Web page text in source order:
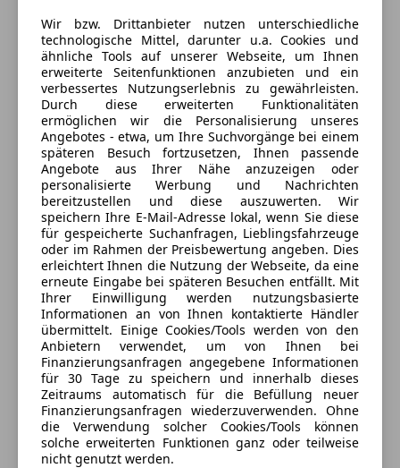
Notrufsystem
Spurhalteassistent
Tagfahrlicht
Zentralverriegelung mit Funkfernbedienung
Extras
Stahlfelgen
Kontakt
Anbieter kontaktieren
Deine Nachricht
3 ähnliche Fahrzeuge gefunden
Ich erlaube den Händlern dieser
Fahrzeuge mich zu kontaktieren.
Dein Name
Wir bzw. Drittanbieter nutzen unterschiedliche
technologische Mittel, darunter u.a. Cookies und
ähnliche Tools auf unserer Webseite, um Ihnen
erweiterte Seitenfunktionen anzubieten und ein
verbessertes Nutzungserlebnis zu gewährleisten.
Durch diese erweiterten Funktionalitäten
ermöglichen wir die Personalisierung unseres
Angebotes - etwa, um Ihre Suchvorgänge bei einem
späteren Besuch fortzusetzen, Ihnen passende
Angebote aus Ihrer Nähe anzuzeigen oder
personalisierte Werbung und Nachrichten
bereitzustellen und diese auszuwerten. Wir
speichern Ihre E-Mail-Adresse lokal, wenn Sie diese
für gespeicherte Suchanfragen, Lieblingsfahrzeuge
oder im Rahmen der Preisbewertung angeben. Dies
erleichtert Ihnen die Nutzung der Webseite, da eine
erneute Eingabe bei späteren Besuchen entfällt. Mit
Ihrer Einwilligung werden nutzungsbasierte
Informationen an von Ihnen kontaktierte Händler
übermittelt. Einige Cookies/Tools werden von den
Anbietern verwendet, um von Ihnen bei
Finanzierungsanfragen angegebene Informationen
für 30 Tage zu speichern und innerhalb dieses
Zeitraums automatisch für die Befüllung neuer
Finanzierungsanfragen wiederzuverwenden. Ohne
die Verwendung solcher Cookies/Tools können
solche erweiterten Funktionen ganz oder teilweise
nicht genutzt werden.